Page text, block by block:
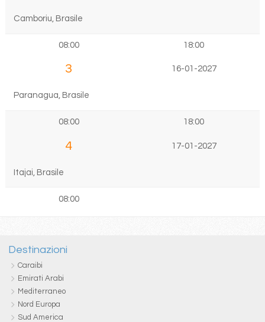
Camboriu, Brasile
08:00 18:00
3 16-01-2027
Paranagua, Brasile
08:00 18:00
4 17-01-2027
Itajai, Brasile
08:00
Destinazioni
Caraibi
Emirati Arabi
Mediterraneo
Nord Europa
Sud America